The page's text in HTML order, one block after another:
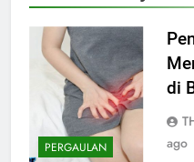
PERGAULAN
di
ago